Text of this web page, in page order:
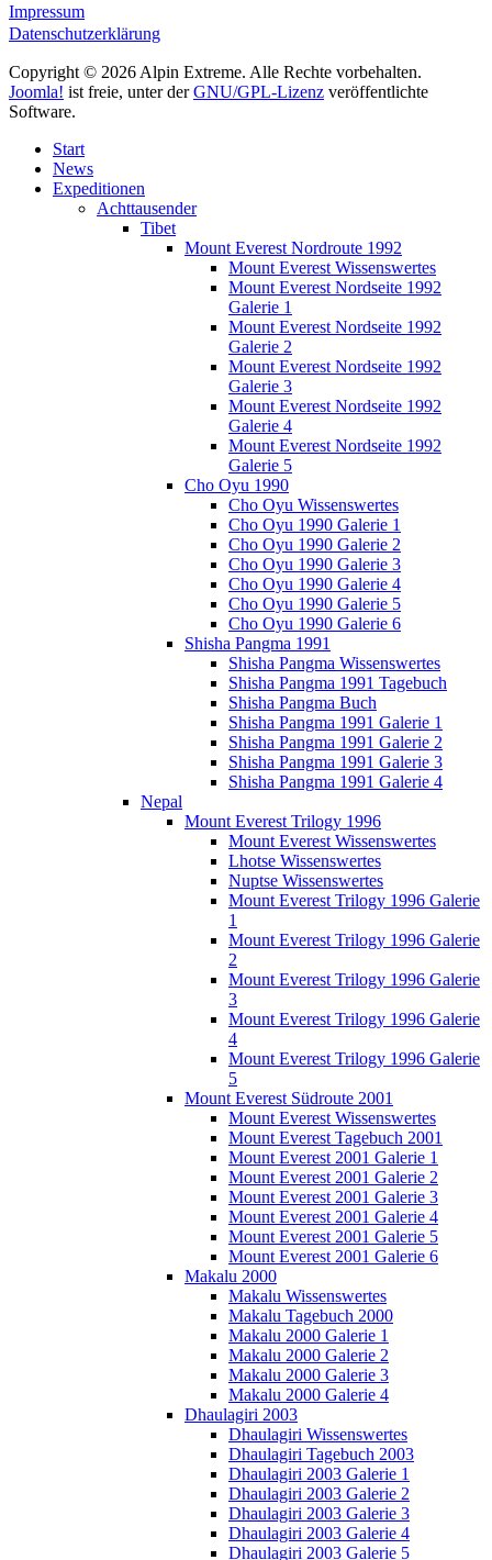
Impressum
Datenschutzerklärung
Copyright © 2026 Alpin Extreme. Alle Rechte vorbehalten.
Joomla! ist freie, unter derGNU/GPL-Lizenz veröffentlichte
Software.
Start
News
Expeditionen
Achttausender
Tibet
Mount Everest Nordroute 1992
Mount Everest Wissenswertes
Mount Everest Nordseite 1992
Galerie 1
Mount Everest Nordseite 1992
Galerie 2
Mount Everest Nordseite 1992
Galerie 3
Mount Everest Nordseite 1992
Galerie 4
Mount Everest Nordseite 1992
Galerie 5
Cho Oyu 1990
Cho Oyu Wissenswertes
Cho Oyu 1990 Galerie 1
Cho Oyu 1990 Galerie 2
Cho Oyu 1990 Galerie 3
Cho Oyu 1990 Galerie 4
Cho Oyu 1990 Galerie 5
Cho Oyu 1990 Galerie 6
Shisha Pangma 1991
Shisha Pangma Wissenswertes
Shisha Pangma 1991 Tagebuch
Shisha Pangma Buch
Shisha Pangma 1991 Galerie 1
Shisha Pangma 1991 Galerie 2
Shisha Pangma 1991 Galerie 3
Shisha Pangma 1991 Galerie 4
Nepal
Mount Everest Trilogy 1996
Mount Everest Wissenswertes
Lhotse Wissenswertes
Nuptse Wissenswertes
Mount Everest Trilogy 1996 Galerie
1
Mount Everest Trilogy 1996 Galerie
2
Mount Everest Trilogy 1996 Galerie
3
Mount Everest Trilogy 1996 Galerie
4
Mount Everest Trilogy 1996 Galerie
5
Mount Everest Südroute 2001
Mount Everest Wissenswertes
Mount Everest Tagebuch 2001
Mount Everest 2001 Galerie 1
Mount Everest 2001 Galerie 2
Mount Everest 2001 Galerie 3
Mount Everest 2001 Galerie 4
Mount Everest 2001 Galerie 5
Mount Everest 2001 Galerie 6
Makalu 2000
Makalu Wissenswertes
Makalu Tagebuch 2000
Makalu 2000 Galerie 1
Makalu 2000 Galerie 2
Makalu 2000 Galerie 3
Makalu 2000 Galerie 4
Dhaulagiri 2003
Dhaulagiri Wissenswertes
Dhaulagiri Tagebuch 2003
Dhaulagiri 2003 Galerie 1
Dhaulagiri 2003 Galerie 2
Dhaulagiri 2003 Galerie 3
Dhaulagiri 2003 Galerie 4
Dhaulagiri 2003 Galerie 5